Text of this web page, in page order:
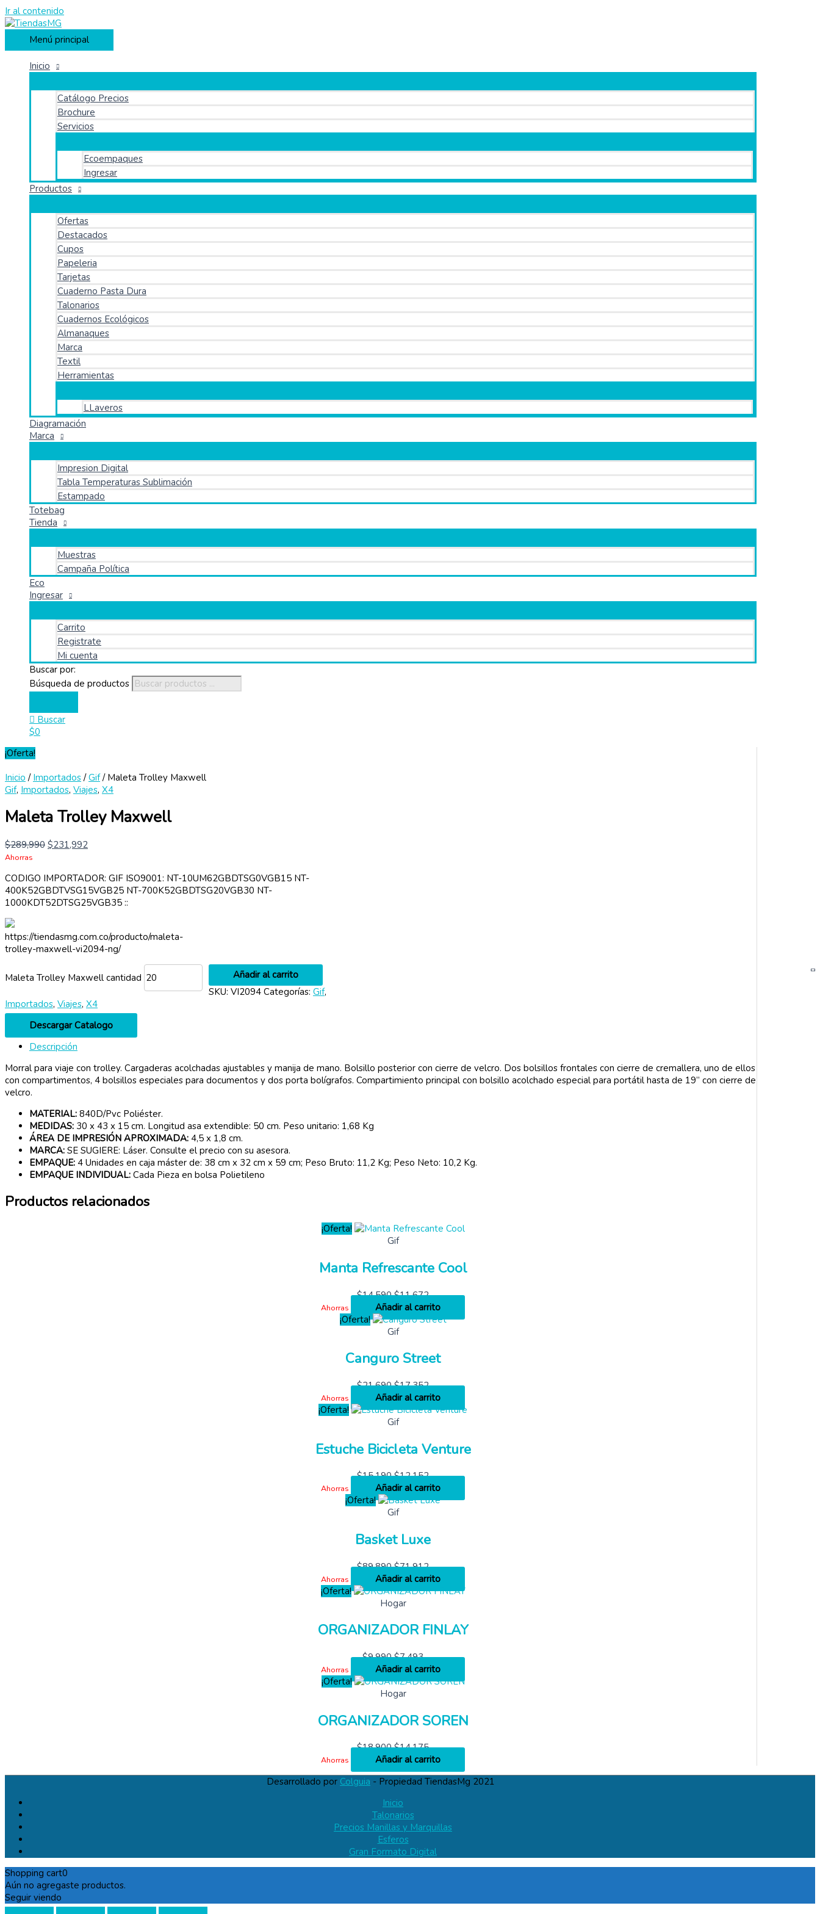
Ir al contenido
Menú principal
Inicio
Catálogo Precios
Brochure
Servicios
Ecoempaques
Ingresar
Productos
Ofertas
Destacados
Cupos
Papeleria
Tarjetas
Cuaderno Pasta Dura
Talonarios
Cuadernos Ecológicos
Almanaques
Marca
Textil
Herramientas
LLaveros
Diagramación
Marca
Impresion Digital
Tabla Temperaturas Sublimación
Estampado
Totebag
Tienda
Muestras
Campaña Política
Eco
Ingresar
Carrito
Registrate
Mi cuenta
Buscar por:
Búsqueda de productos
Buscar
$0
¡Oferta!
Inicio / Importados/Gif/ Maleta Trolley Maxwell
Gif, Importados, Viajes, X4
Maleta Trolley Maxwell
$289,990 $231,992
Ahorras
CODIGO IMPORTADOR: GIF ISO9001: NT-10UM62GBDTSG0VGB15 NT-
400K52GBDTVSG15VGB25 NT-700K52GBDTSG20VGB30 NT-
1000KDT52DTSG25VGB35 ::
https://tiendasmg.com.co/producto/maleta-
trolley-maxwell-vi2094-ng/
Maleta Trolley Maxwell cantidad
Añadir al carrito
SKU: VI2094 Categorías: Gif,
Importados, Viajes, X4
Descargar Catalogo
Descripción
Morral para viaje con trolley. Cargaderas acolchadas ajustables y manija de mano. Bolsillo posterior con cierre de velcro. Dos bolsillos frontales con cierre de cremallera, uno de ellos
con compartimentos, 4 bolsillos especiales para documentos y dos porta bolígrafos. Compartimiento principal con bolsillo acolchado especial para portátil hasta de 19” con cierre de
velcro.
MATERIAL: 840D/Pvc Poliéster.
MEDIDAS: 30 x 43 x 15 cm. Longitud asa extendible: 50 cm. Peso unitario: 1,68 Kg
ÁREA DE IMPRESIÓN APROXIMADA: 4,5 x 1,8 cm.
MARCA: SE SUGIERE: Láser. Consulte el precio con su asesora.
EMPAQUE: 4 Unidades en caja máster de: 38 cm x 32 cm x 59 cm; Peso Bruto: 11,2 Kg; Peso Neto: 10,2 Kg.
EMPAQUE INDIVIDUAL: Cada Pieza en bolsa Polietileno
Productos relacionados
¡Oferta!
Gif
Manta Refrescante Cool
$14,590 $11,672
Ahorras
Añadir al carrito
¡Oferta!
Gif
Canguro Street
$21,690 $17,352
Ahorras
Añadir al carrito
¡Oferta!
Gif
Estuche Bicicleta Venture
$15,190 $12,152
Ahorras
Añadir al carrito
¡Oferta!
Gif
Basket Luxe
$89,890 $71,912
Ahorras
Añadir al carrito
¡Oferta!
Hogar
ORGANIZADOR FINLAY
$9,990 $7,493
Ahorras
Añadir al carrito
¡Oferta!
Hogar
ORGANIZADOR SOREN
$18,900 $14,175
Ahorras
Añadir al carrito
Desarrollado por Colguia - Propiedad TiendasMg 2021
Inicio
Talonarios
Precios Manillas y Marquillas
Esferos
Gran Formato Digital
Shopping cart0
Aún no agregaste productos.
Seguir viendo